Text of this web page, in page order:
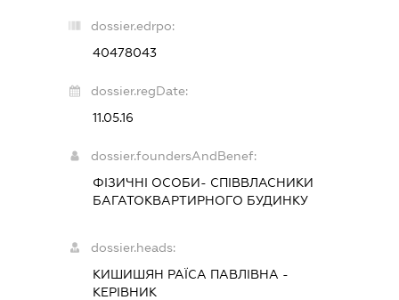
dossier.edrpo:
40478043
dossier.regDate:
11.05.16
dossier.foundersAndBenef:
ФІЗИЧНІ ОСОБИ- СПІВВЛАСНИКИ
БАГАТОКВАРТИРНОГО БУДИНКУ
dossier.heads:
КИШИШЯН РАЇСА ПАВЛІВНА -
КЕРІВНИК